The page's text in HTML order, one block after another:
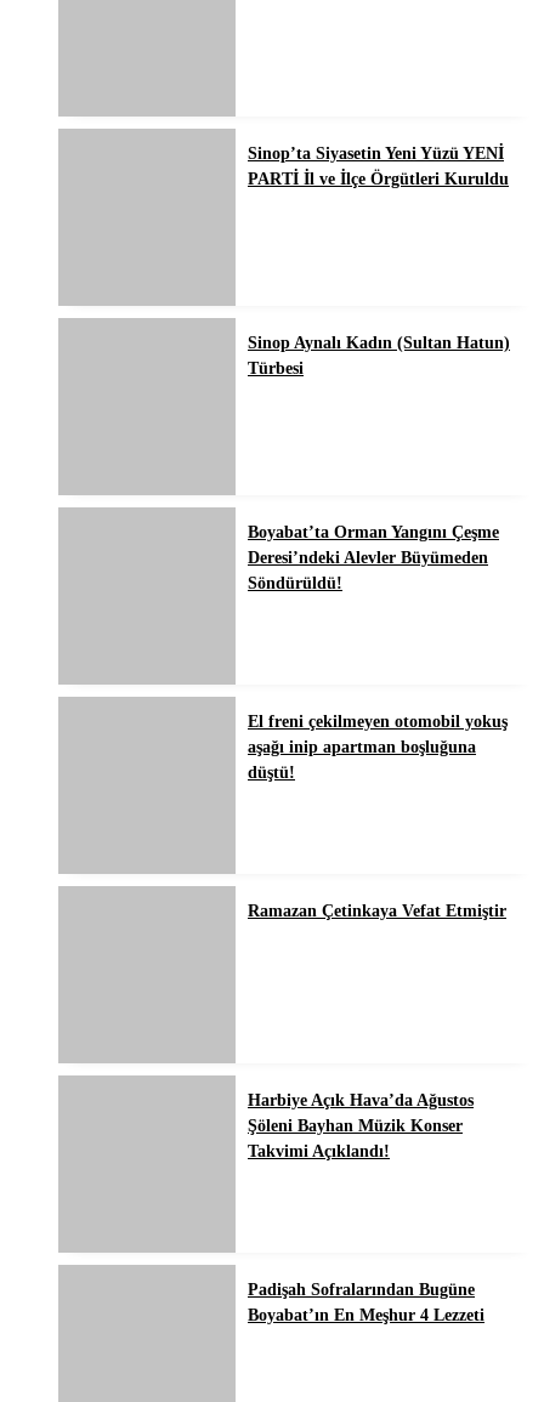
Sinop’ta Siyasetin Yeni Yüzü YENİ
PARTİ İl ve İlçe Örgütleri Kuruldu
Sinop Aynalı Kadın (Sultan Hatun)
Türbesi
Boyabat’ta Orman Yangını Çeşme
Deresi’ndeki Alevler Büyümeden
Söndürüldü!
El freni çekilmeyen otomobil yokuş
aşağı inip apartman boşluğuna
düştü!
Ramazan Çetinkaya Vefat Etmiştir
Harbiye Açık Hava’da Ağustos
Şöleni Bayhan Müzik Konser
Takvimi Açıklandı!
Padişah Sofralarından Bugüne
Boyabat’ın En Meşhur 4 Lezzeti